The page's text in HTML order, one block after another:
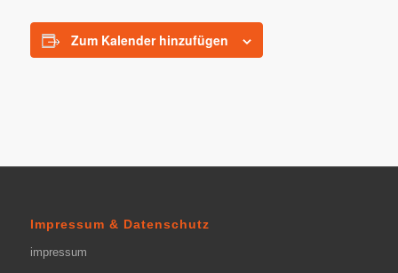
Zum Kalender hinzufügen
Impressum & Datenschutz
impressum